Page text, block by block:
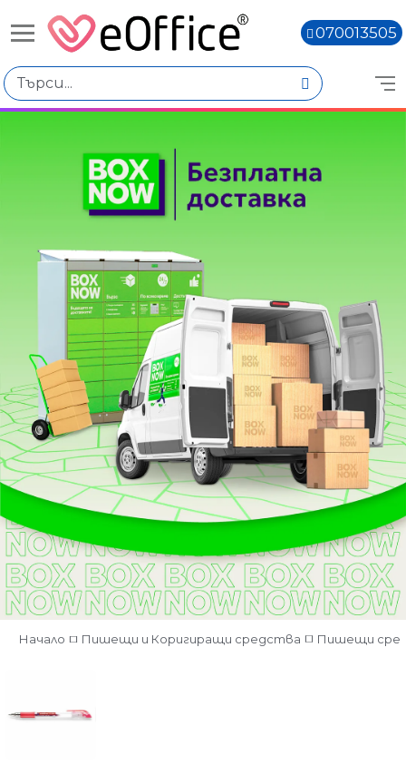
070013505
Начало Пишещи и Коригиращи средства Пишещи